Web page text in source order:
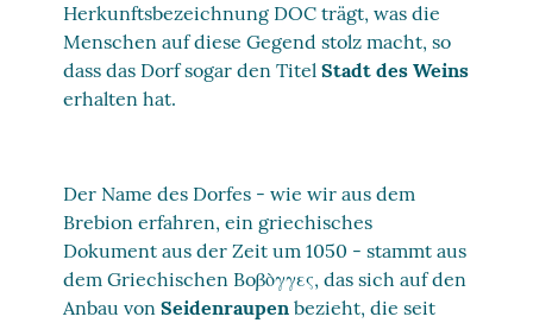
Herkunftsbezeichnung DOC trägt, was die
Menschen auf diese Gegend stolz macht, so
dass das Dorf sogar den TitelStadt des Weins
erhalten hat.
Der Name des Dorfes - wie wir aus dem
Brebion erfahren, ein griechisches
Dokument aus der Zeit um 1050 - stammt aus
dem Griechischen Boβὸγγες, das sich auf den
Anbau vonSeidenraupenbezieht, die seit